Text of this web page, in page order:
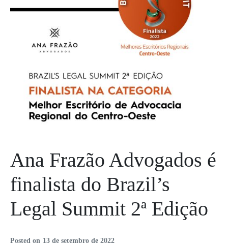
Posted on 13 de setembro de 2022
Ana Frazão Advogados é
finalista do Brazil’s
Legal Summit 2ª Edição